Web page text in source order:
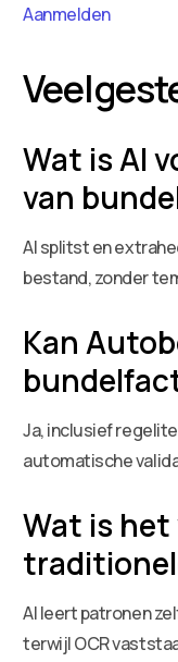
Aanmelden
Wat is AI
van
AI splitst en
bestand, zonder
Kan
Ja, inclusief
automatische
Wat is
AI leert patronen
terwijl OCR